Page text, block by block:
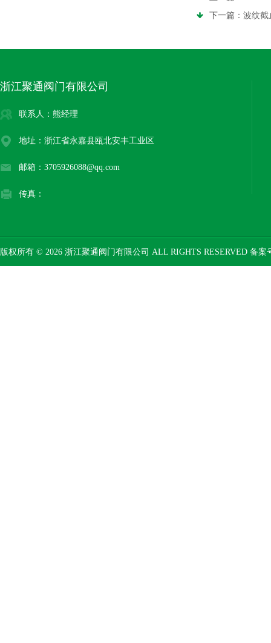
下一篇： 波纹截
浙江聚通阀门有限公司
联系人：熊经理
地址：浙江省永嘉县瓯北安丰工业区
邮箱：3705926088@qq.com
传真：
版权所有 © 2026 浙江聚通阀门有限公司 ALL RIGHTS RESERVED 备案